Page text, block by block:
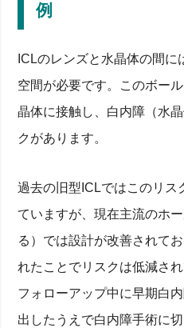
例
ICLのレンズと水晶体の間
空間が必要です。このボー
晶体に接触し、白内障（水
クがあります。
過去の旧型ICLではこのリス
ていますが、現在主流のホ
る）では設計が改善されて
れたことでリスクは低減さ
フォローアップ中に早期白
出したうえで白内障手術に